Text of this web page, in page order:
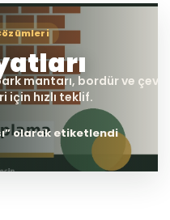
olarak etiketlendi